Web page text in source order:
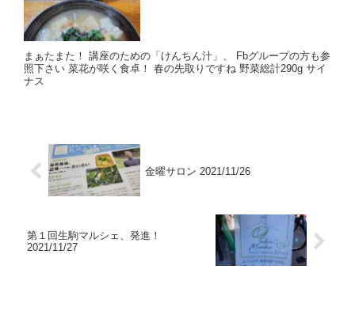
まぁたまた！ 講座のための「けんちん汁」、 Fbグループの方も参
照下さい 菜花が咲く食卓！ 春の先取りですね 野菜総計290g サイ
ナス
金曜サロン 2021/11/26
第１回生駒マルシェ、発進！
2021/11/27